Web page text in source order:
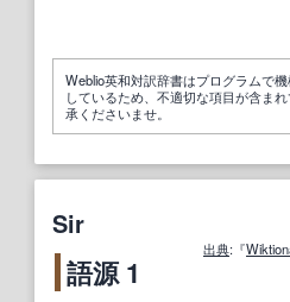
Weblio英和対訳辞書はプログラムで
しているため、不適切な項目が含ま
承くださいませ。
Sir
出典:『
語源 1